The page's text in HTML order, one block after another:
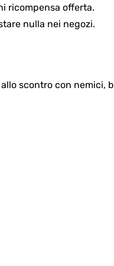
ricompensa offerta.
nulla nei negozi.
scontro con nemici,